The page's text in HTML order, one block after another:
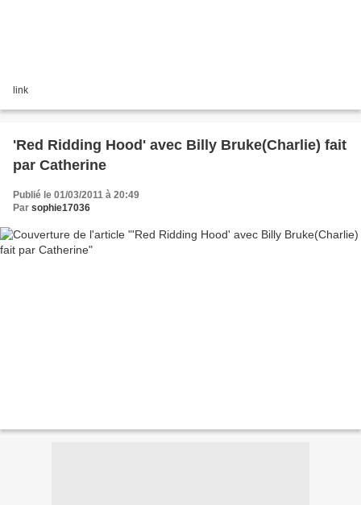
link
'Red Ridding Hood' avec Billy Bruke(Charlie) fait
par Catherine
Publié le 01/03/2011 à 20:49
Par sophie17036